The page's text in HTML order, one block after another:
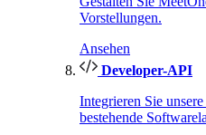
Vorstellungen.
Ansehen
Developer-API
Integrieren Sie
bestehende